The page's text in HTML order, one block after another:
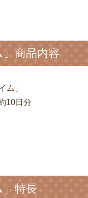
」商品内容
ム」
10日分
」特長